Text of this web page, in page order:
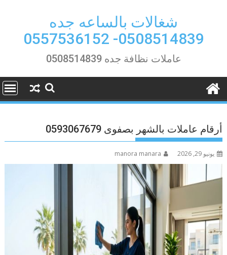
شغالات بالساعه جده
0508514839- 0557536152
عاملات نظافة جده 0508514839
أرقام عاملات بالشهر بصفوى 0593067679
يونيو 29, 2026 manora manara